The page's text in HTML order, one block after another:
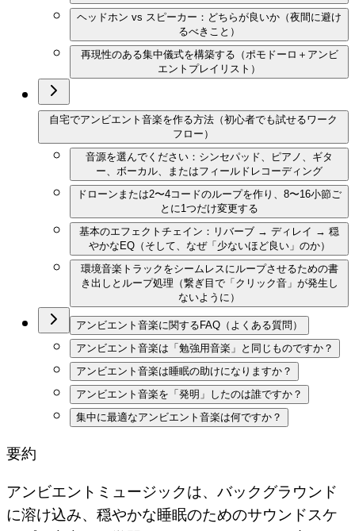
ヘッドホン vs スピーカー：どちらが良いか（夜間に避け
るべきこと）
再現性のある集中儀式を構築する（ポモドーロ＋アンビ
エントプレイリスト）
自宅でアンビエント音楽を作る方法（初心者でも試せるワーク
フロー）
音源を選んでください：シンセパッド、ピアノ、ギタ
ー、ボーカル、またはフィールドレコーディング
ドローンまたは2〜4コードのループを作り、8〜16小節ご
とに1つだけ変更する
基本のエフェクトチェイン：リバーブ → ディレイ → 穏
やかなEQ（そして、なぜ「少ないほど良い」のか）
環境音楽トラックをシームレスにループさせるための書
き出しとループ処理（繋ぎ目で「クリック音」が発生し
ないように）
アンビエント音楽に関するFAQ（よくある質問）
アンビエント音楽は「勉強用音楽」と同じものですか？
アンビエント音楽は睡眠の助けになりますか？
アンビエント音楽を「発明」したのは誰ですか？
集中に最適なアンビエント音楽は何ですか？
要約
アンビエントミュージックは、バックグラウンド
に溶け込み、穏やかな睡眠のためのサウンドスケ